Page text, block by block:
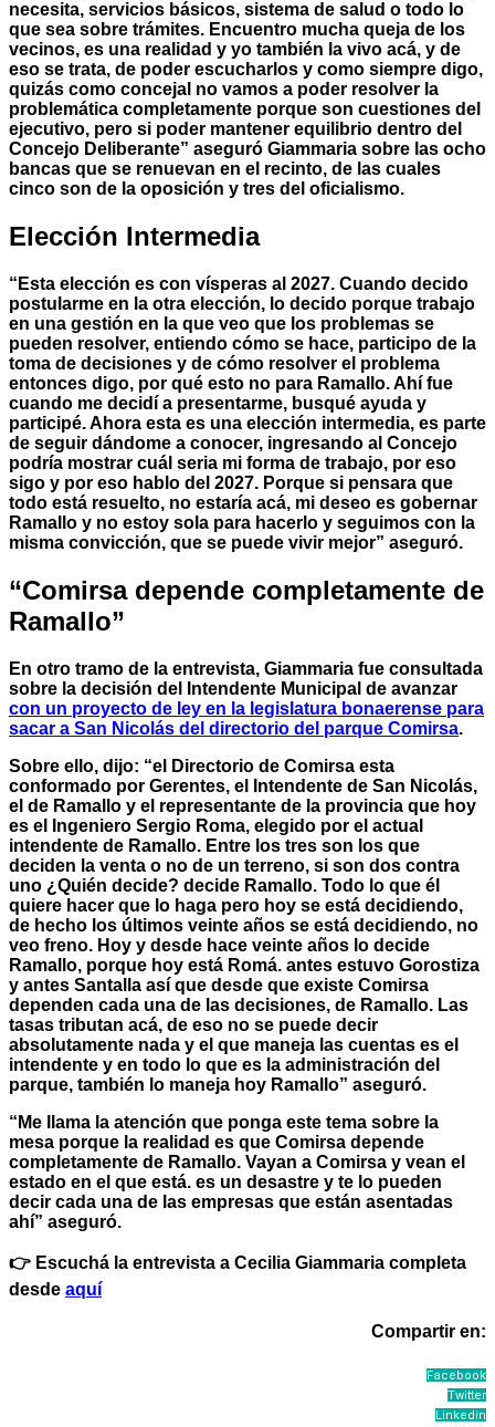
necesita, servicios básicos, sistema de salud o todo lo
que sea sobre trámites. Encuentro mucha queja de los
vecinos, es una realidad y yo también la vivo acá, y de
eso se trata, de poder escucharlos y como siempre digo,
quizás como concejal no vamos a poder resolver la
problemática completamente porque son cuestiones del
ejecutivo, pero si poder mantener equilibrio dentro del
Concejo Deliberante” aseguró Giammaria sobre las ocho
bancas que se renuevan en el recinto, de las cuales
cinco son de la oposición y tres del oficialismo.
Elección Intermedia
“Esta elección es con vísperas al 2027. Cuando decido
postularme en la otra elección, lo decido porque trabajo
en una gestión en la que veo que los problemas se
pueden resolver, entiendo cómo se hace, participo de la
toma de decisiones y de cómo resolver el problema
entonces digo, por qué esto no para Ramallo. Ahí fue
cuando me decidí a presentarme, busqué ayuda y
participé. Ahora esta es una elección intermedia, es parte
de seguir dándome a conocer, ingresando al Concejo
podría mostrar cuál seria mi forma de trabajo, por eso
sigo y por eso hablo del 2027. Porque si pensara que
todo está resuelto, no estaría acá, mi deseo es gobernar
Ramallo y no estoy sola para hacerlo y seguimos con la
misma convicción, que se puede vivir mejor” aseguró.
“Comirsa depende completamente de
Ramallo”
En otro tramo de la entrevista, Giammaria fue consultada
sobre la decisión del Intendente Municipal de avanzar
con un proyecto de ley en la legislatura bonaerense para
sacar a San Nicolás del directorio del parque Comirsa.
Sobre ello, dijo: “el Directorio de Comirsa esta
conformado por Gerentes, el Intendente de San Nicolás,
el de Ramallo y el representante de la provincia que hoy
es el Ingeniero Sergio Roma, elegido por el actual
intendente de Ramallo. Entre los tres son los que
deciden la venta o no de un terreno, si son dos contra
uno ¿Quién decide? decide Ramallo. Todo lo que él
quiere hacer que lo haga pero hoy se está decidiendo,
de hecho los últimos veinte años se está decidiendo, no
veo freno. Hoy y desde hace veinte años lo decide
Ramallo, porque hoy está Romá. antes estuvo Gorostiza
y antes Santalla así que desde que existe Comirsa
dependen cada una de las decisiones, de Ramallo. Las
tasas tributan acá, de eso no se puede decir
absolutamente nada y el que maneja las cuentas es el
intendente y en todo lo que es la administración del
parque, también lo maneja hoy Ramallo” aseguró.
“Me llama la atención que ponga este tema sobre la
mesa porque la realidad es que Comirsa depende
completamente de Ramallo. Vayan a Comirsa y vean el
estado en el que está. es un desastre y te lo pueden
decir cada una de las empresas que están asentadas
ahí” aseguró.
👉 Escuchá la entrevista a Cecilia Giammaria completa
desde aquí
Compartir en:
Facebook
Twitter
Linkedin